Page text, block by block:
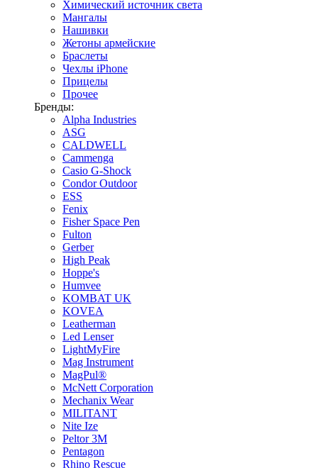
Химический источник света
Мангалы
Нашивки
Жетоны армейские
Браслеты
Чехлы iPhone
Прицелы
Прочее
Бренды:
Alpha Industries
ASG
CALDWELL
Cammenga
Casio G-Shock
Condor Outdoor
ESS
Fenix
Fisher Space Pen
Fulton
Gerber
High Peak
Hoppe's
Humvee
KOMBAT UK
KOVEA
Leatherman
Led Lenser
LightMyFire
Mag Instrument
MagPul®
McNett Corporation
Mechanix Wear
MILITANT
Nite Ize
Peltor 3M
Pentagon
Rhino Rescue